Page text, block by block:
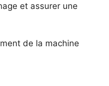
et assurer une
de la machine